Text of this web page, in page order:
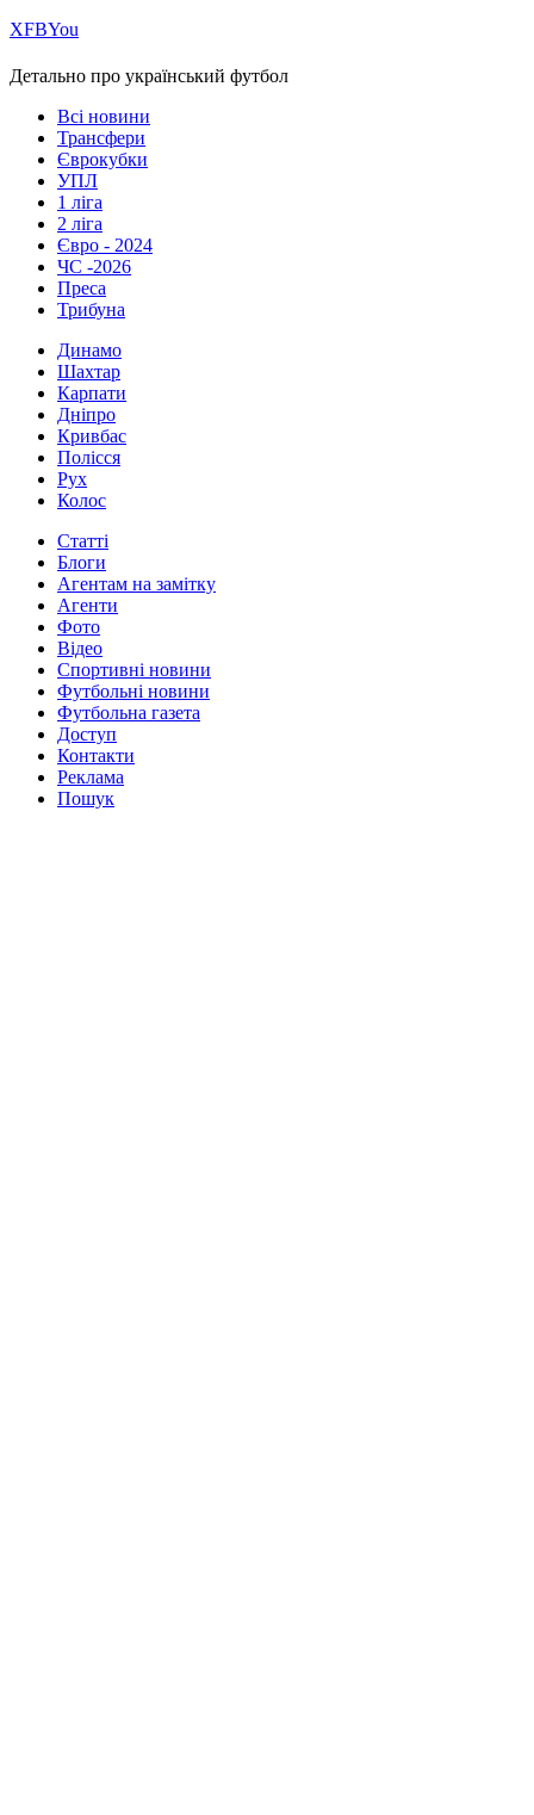
ХFBYou
Детально про український футбол
Всі новини
Трансфери
Єврокубки
УПЛ
1 ліга
2 ліга
Євро - 2024
ЧС -2026
Преса
Трибуна
Динамо
Шахтар
Карпати
Дніпро
Кривбас
Полісся
Рух
Колос
Статті
Блоги
Агентам на замітку
Агенти
Фото
Відео
Спортивні новини
Футбольні новини
Футбольна газета
Доступ
Контакти
Реклама
Пошук